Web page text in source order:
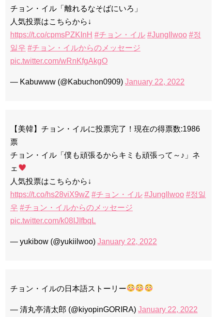
チョン・イル「離れるなそばにいろ」
人気投票はこちらから↓
https://t.co/cpmsPZKInH #チョン・イル #JungIlwoo #정
일우 #チョン・イルからのメッセージ
pic.twitter.com/wRnKfgAkgO
— Kabuwww (@Kabuchon0909) January 22, 2022
【美韓】チョン・イルに投票完了！現在の得票数:1986
票
チョン・イル「僕も頑張るからキミも頑張って～♪」ネ
ェ
人気投票はこちらから↓
https://t.co/hs28viX9wZ #チョン・イル #JungIlwoo #정일
우 #チョン・イルからのメッセージ
pic.twitter.com/k08IJIfbqL
— yukibow (@yukiilwoo) January 22, 2022
チョン・イルの日本語ストーリー
— 清丸亭清太郎 (@kiyopinGORIRA) January 22, 2022